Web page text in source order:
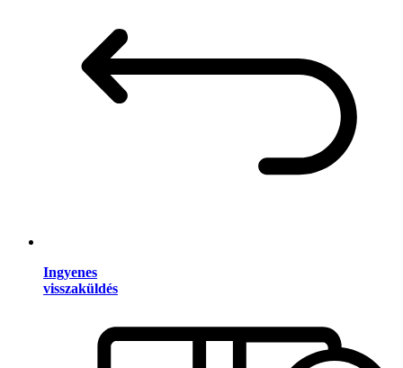
Ingyenes
visszaküldés